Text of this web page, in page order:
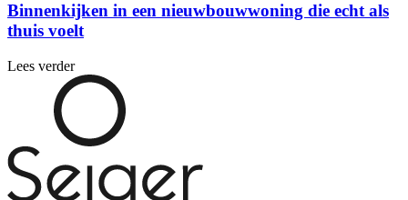
Binnenkijken in een nieuwbouwwoning die echt als
thuis voelt
Lees verder